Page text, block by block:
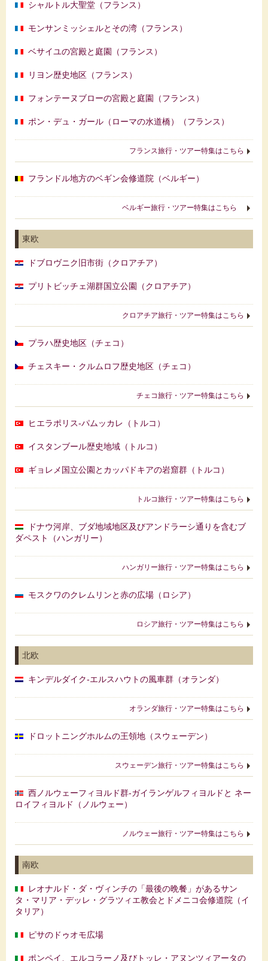
シャルトル大聖堂（フランス）
モンサンミッシェルとその湾（フランス）
ベサイユの宮殿と庭園（フランス）
リヨン歴史地区（フランス）
フォンテーヌブローの宮殿と庭園（フランス）
ポン・デュ・ガール（ローマの水道橋）（フランス）
フランス旅行・ツアー特集はこちら
フランドル地方のベギン会修道院（ベルギー）
ベルギー旅行・ツアー特集はこちら
東欧
ドブロヴニク旧市街（クロアチア）
プリトビッチェ湖群国立公園（クロアチア）
クロアチア旅行・ツアー特集はこちら
プラハ歴史地区（チェコ）
チェスキー・クルムロフ歴史地区（チェコ）
チェコ旅行・ツアー特集はこちら
ヒエラポリス-パムッカレ（トルコ）
イスタンブール歴史地域（トルコ）
ギョレメ国立公園とカッパドキアの岩窟群（トルコ）
トルコ旅行・ツアー特集はこちら
ドナウ河岸、ブダ地域地区及びアンドラーシ通りを含むブ
ダペスト（ハンガリー）
ハンガリー旅行・ツアー特集はこちら
モスクワのクレムリンと赤の広場（ロシア）
ロシア旅行・ツアー特集はこちら
北欧
キンデルダイク‐エルスハウトの風車群（オランダ）
オランダ旅行・ツアー特集はこちら
ドロットニングホルムの王領地（スウェーデン）
スウェーデン旅行・ツアー特集はこちら
西ノルウェーフィヨルド群‐ガイランゲルフィヨルドと ネー
ロイフィヨルド（ノルウェー）
ノルウェー旅行・ツアー特集はこちら
南欧
レオナルド・ダ・ヴィンチの「最後の晩餐」があるサン
タ・マリア・デッレ・グラツィエ教会とドメニコ会修道院（イ
タリア）
ピサのドゥオモ広場
ポンペイ、エルコラーノ及びトッレ・アヌンツィアータの